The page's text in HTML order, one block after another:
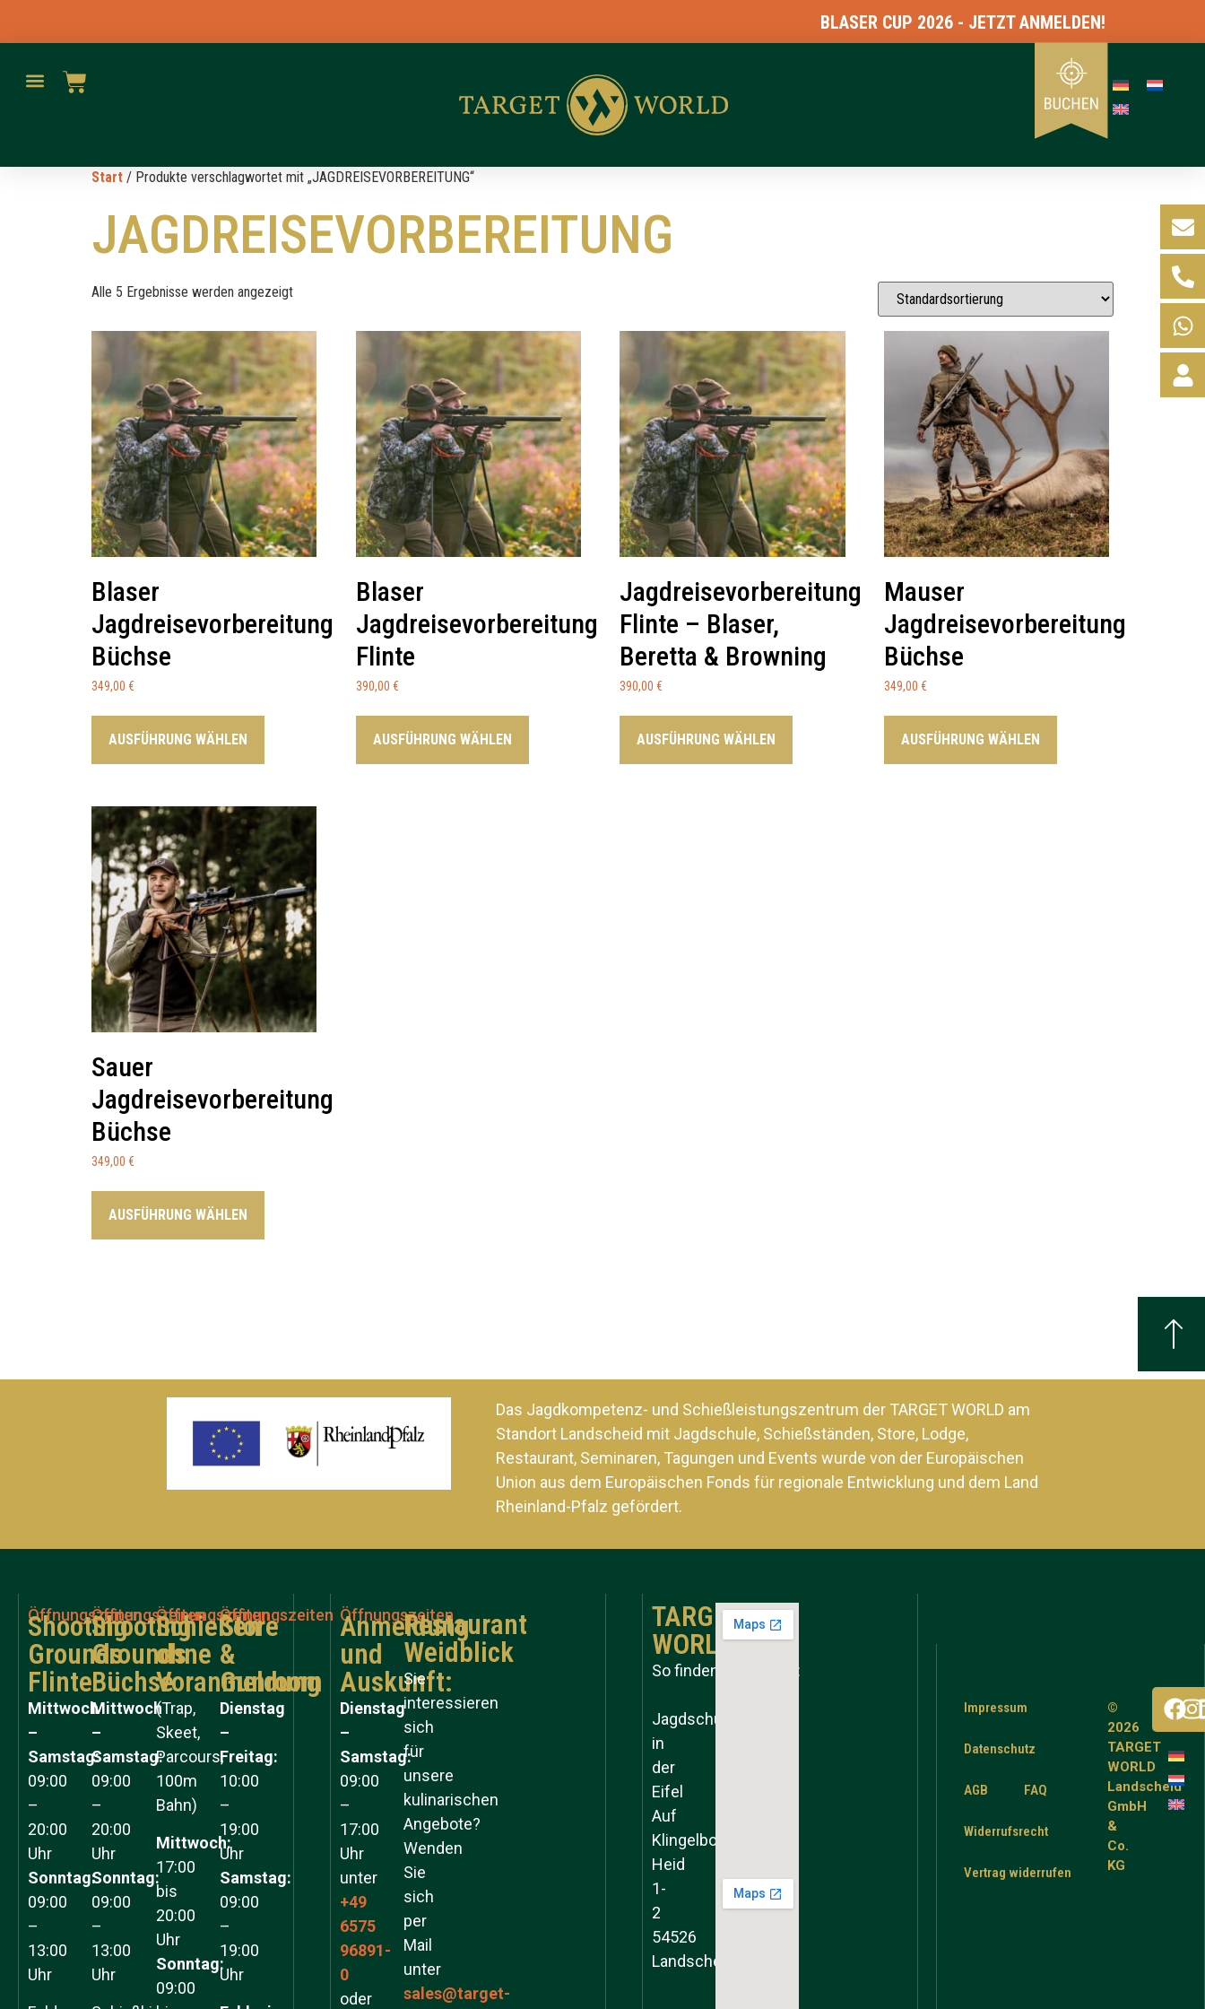
BLASER CUP 2026 - JETZT ANMELDEN!
Start / Produkte verschlagwortet mit „JAGDREISEVORBEREITUNG“
JAGDREISEVORBEREITUNG
Alle 5 Ergebnisse werden angezeigt
Blaser
Jagdreisevorbereitung
Büchse
349,00 €
AUSFÜHRUNG WÄHLEN
Blaser
Jagdreisevorbereitung
Flinte
390,00 €
AUSFÜHRUNG WÄHLEN
Jagdreisevorbereitung
Flinte – Blaser,
Beretta & Browning
390,00€
AUSFÜHRUNG WÄHLEN
Mauser
Jagdreisevorbereitung
Büchse
349,00€
AUSFÜHRUNG WÄHLEN
Sauer
Jagdreisevorbereitung
Büchse
349,00 €
AUSFÜHRUNG WÄHLEN
Das Jagdkompetenz- und Schießleistungszentrum der TARGET WORLD am
Standort Landscheid mit Jagdschule, Schießständen, Store, Lodge,
Restaurant, Seminaren, Tagungen und Events wurde von der Europäischen
Union aus dem Europäischen Fonds für regionale Entwicklung und dem Land
Rheinland-Pfalz gefördert.
Öffnungszeiten
Shooting
Grounds
Flinte
Mittwoch
–
Samstag:
09:00
–
20:00
Uhr
Sonntag:
09:00
–
13:00
Uhr
Öffnungszeiten
Shooting
Grounds
Büchse
Mittwoch
–
Samstag:
09:00
–
20:00
Uhr
Sonntag:
09:00
–
13:00
Uhr
Öffnungszeiten
Schießen
ohne
Voranmeldung
(Trap,
Skeet,
Parcours,
100m
Bahn)
Mittwoch:
17:00
bis
20:00
Uhr
Sonntag:
09:00
Öffnungszeiten
Store
&
Gunroom
Dienstag
–
Freitag:
10:00
–
19:00
Uhr
Samstag:
09:00
–
19:00
Uhr
Öffnungszeiten
Anmeldung
und
Auskunft:
Dienstag
–
Samstag:
09:00
–
17:00
Uhr
unter
+49
6575
96891-
0
oder
Restaurant
Weidblick
Sie
interessieren
sich
für
unsere
kulinarischen
Angebote?
Wenden
Sie
sich
per
Mail
unter
sales@target-
TARGET
WORLD
So finden Sie zu uns:
Jagdschule
in
der
Eifel
Auf
Klingelborner
Heid
1-
2
54526
Landscheid
Impressum
Datenschutz
AGB FAQ
Widerrufsrecht
Vertrag widerrufen
©
2026
TARGET
WORLD
Landscheid
GmbH
&
Co.
KG